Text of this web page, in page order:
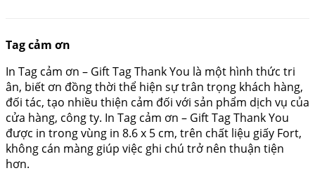
Tag cảm ơn
In Tag cảm ơn – Gift Tag Thank You là một hình thức tri
ân, biết ơn đồng thời thể hiện sự trân trọng khách hàng,
đối tác, tạo nhiều thiện cảm đối với sản phẩm dịch vụ của
cửa hàng, công ty. In Tag cảm ơn – Gift Tag Thank You
được in trong vùng in 8.6 x 5 cm, trên chất liệu giấy Fort,
không cán màng giúp việc ghi chú trở nên thuận tiện
hơn.